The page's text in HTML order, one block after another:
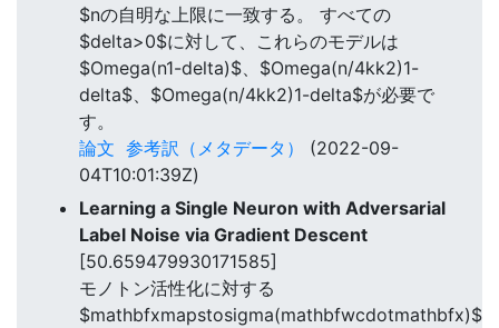
$nの自明な上限に一致する。 すべての
$delta>0$に対して、これらのモデルは
$Omega(n1-delta)$、$Omega(n/4kk2)1-
delta$、$Omega(n/4kk2)1-delta$が必要で
す。
論文 参考訳（メタデータ）
(2022-09-
04T10:01:39Z)
Learning a Single Neuron with Adversarial
Label Noise via Gradient Descent
[50.659479930171585]
モノトン活性化に対する
$mathbfxmapstosigma(mathbfwcdotmathbfx)$